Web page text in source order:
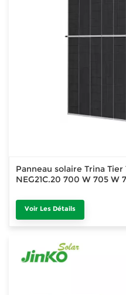
Panneau solaire Trina
NEG21C.20 700 W 705 W
Voir Les Détails